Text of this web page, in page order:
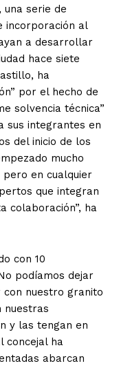
serie de
incorporación al
a desarrollar
hace siete
ha
por el hecho de
solvencia técnica”
sus integrantes en
del inicio de los
mucho
en cualquier
que integran
colaboración”, ha
con 10
podíamos dejar
nuestro granito
nuestras
y las tengan en
concejal ha
abarcan